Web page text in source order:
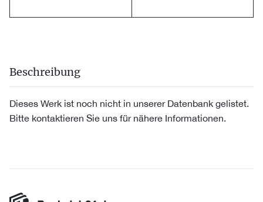
Beschreibung
Dieses Werk ist noch nicht in unserer Datenbank gelistet.
Bitte kontaktieren Sie uns für nähere Informationen.